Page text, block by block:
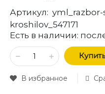
Артикул:
kroshilov_547171
Есть в наличии:
Купить
В избранное